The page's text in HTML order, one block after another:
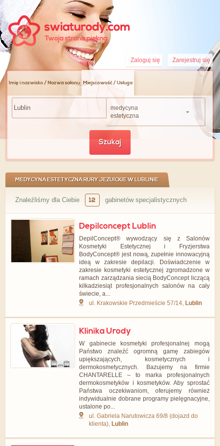
Zarejestruj się
Zaloguj się
Imię i nazwisko / Nazwa salonu Miejscowość / Usługa
medycyna
estetyczna
Szukaj
MEDYCYNA ESTETYCZNA RURY JEZUICKIE W LUBLINIE
Znaleźliśmy dla Ciebie 12 gabinetów specjalistycznych
Depilconcept Lublin
DepilConcept® wywodzący się z Salonów
Kosmetyki Estetycznej i Fryzjerstwa
BodyConcept® jest nową, zupełnie innowacyjną
ideą w zakresie depilacji. Doświadczenie w
zakresie kosmetyki estetycznej zgromadzone w
ramach zarządzania siecią BodyConcept liczącą
kilkadziesiąt profesjonalnych salonów na cały
świecie, a...
ul. Krakowskie Przedmieście 57/14, Lublin
Klinika Urody
W gabinecie kosmetyki profesjonalnej mogą
Państwo znaleźć ogromną gamę zabiegów
upiększających, kosmetycznych i
dermokosmetycznych. Bazujemy na firmie
CHANTARELLE – to marka profesjonalnych
dermokosmetyków i kosmetyków. Aby sprostać
Państwa oczekiwaniom, oferujemy również
indywidualnie dobrane programy pielęgnacyjne,
ustalone po...
ul. Gabriela Narutowicza 69/8 (dojazd do
klienta), Lublin